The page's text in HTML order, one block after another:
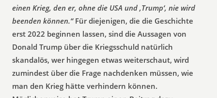
einen Krieg, den er, ohne die USA und ‚Trump‘, nie wird
beenden können.“Für diejenigen, die die Geschichte
erst 2022 beginnen lassen, sind die Aussagen von
Donald Trump über die Kriegsschuld natürlich
skandalös, wer hingegen etwas weiterschaut, wird
zumindest über die Frage nachdenken müssen, wie
man den Krieg hätte verhindern können.